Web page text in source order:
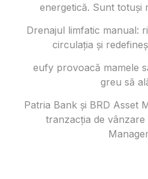
energetică. Sunt totuși
Drenajul limfatic manual:
circulația și
eufy provoacă mamele
greu să
Patria Bank și BRD Asset
tranzacția de